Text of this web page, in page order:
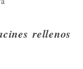
rellenos